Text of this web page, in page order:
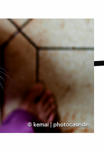
© kemai | photocase.de